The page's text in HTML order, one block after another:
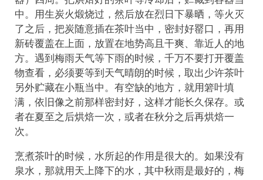
中。用生炭火煅烧过，然后放在烈日下暴晒，等火灭
了之后，把炭随意插在茶叶当中，密封好罂口，再用
新砖覆盖在上面，放置在地势高且干爽、靠近人的地
方。遇到梅雨天气等下雨的时候，千万不要打开覆盖
物查看，必须要等到天气晴朗的时候，取出少许茶叶
另外贮藏在小瓶当中。有空缺的地方，就用箬叶填
满，依旧像之前那样密封好，这样才能长久保存。或
者在夏至之后烘焙一次，或者在秋分之后再烘焙一
次。
烹煮茶叶的时候，水所起的作用是很大的。如果没有
泉水，那就用天上降下的水，其中秋雨是最好的，梅